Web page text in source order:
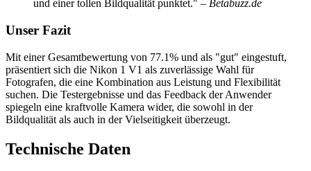
und einer tollen Bildqualität punktet." – Betabuzz.de
Unser Fazit
Mit einer Gesamtbewertung von 77.1% und als "gut" eingestuft,
präsentiert sich die Nikon 1 V1 als zuverlässige Wahl für
Fotografen, die eine Kombination aus Leistung und Flexibilität
suchen. Die Testergebnisse und das Feedback der Anwender
spiegeln eine kraftvolle Kamera wider, die sowohl in der
Bildqualität als auch in der Vielseitigkeit überzeugt.
Technische Daten